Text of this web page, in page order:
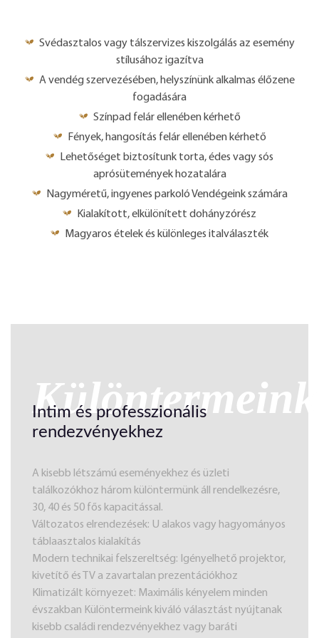
Svédasztalos vagy tálszervizes kiszolgálás az esemény
stílusához igazítva
A vendég szervezésében, helyszínünk alkalmas élőzene
fogadására
Színpad felár ellenében kérhető
Fények, hangosítás felár ellenében kérhető
Lehetőséget biztosítunk torta, édes vagy sós
aprósütemények hozatalára
Nagyméretű, ingyenes parkoló Vendégeink számára
Kialakított, elkülönített dohányzórész
Magyaros ételek és különleges italválaszték
Különtermeink
Intim és professzionális
rendezvényekhez
A kisebb létszámú eseményekhez és üzleti
találkozókhoz három különtermünk áll rendelkezésre,
30, 40 és 50 fős kapacitással.
Változatos elrendezések: U alakos vagy hagyományos
táblaasztalos kialakítás
Modern technikai felszereltség: Igényelhető projektor,
kivetítő és TV a zavartalan prezentációkhoz
Klimatizált környezet: Maximális kényelem minden
évszakban Különtermeink kiváló választást nyújtanak
kisebb családi rendezvényekhez vagy baráti